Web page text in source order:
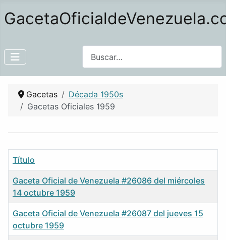
Gacetas
Década 1950s
Gacetas Oficiales 1959
Título
Gaceta Oficial de Venezuela #26086 del miércoles
14 octubre 1959
Gaceta Oficial de Venezuela #26087 del jueves 15
octubre 1959